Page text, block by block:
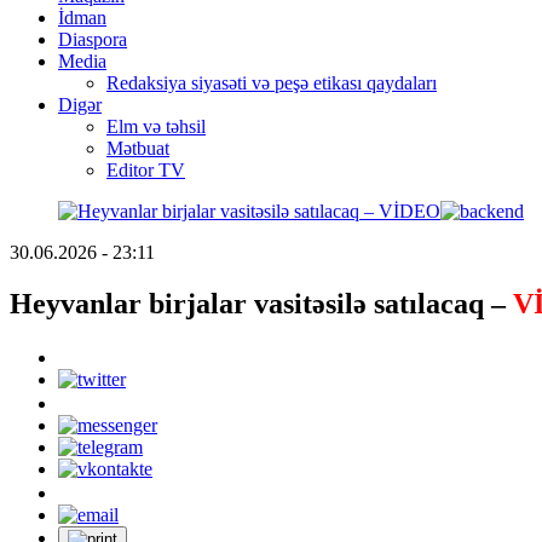
İdman
Diaspora
Media
Redaksiya siyasəti və peşə etikası qaydaları
Digər
Elm və təhsil
Mətbuat
Editor TV
30.06.2026 - 23:11
Heyvanlar birjalar vasitəsilə satılacaq –